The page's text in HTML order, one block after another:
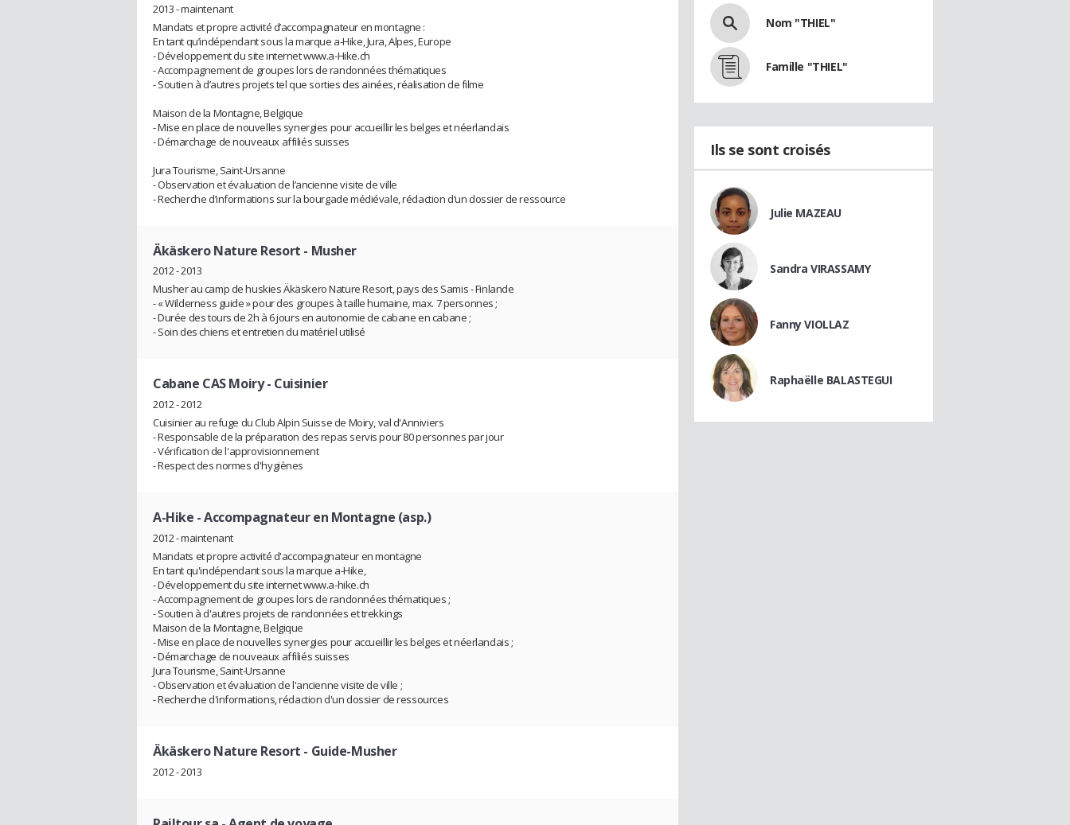
2013 - maintenant
Mandats et propre activité d’accompagnateur en montagne :
En tant qu’indépendant sous la marque a-Hike, Jura, Alpes, Europe
- Développement du site internet www.a-Hike.ch
- Accompagnement de groupes lors de randonnées thématiques
- Soutien à d’autres projets tel que sorties des ainées, réalisation de filme
Maison de la Montagne, Belgique
- Mise en place de nouvelles synergies pour accueillir les belges et néerlandais
- Démarchage de nouveaux affiliés suisses
Jura Tourisme, Saint-Ursanne
- Observation et évaluation de l’ancienne visite de ville
- Recherche d’informations sur la bourgade médiévale, rédaction d’un dossier de ressource
Äkäskero Nature Resort - Musher
2012 - 2013
Musher au camp de huskies Äkäskero Nature Resort, pays des Samis - Finlande
- « Wilderness guide » pour des groupes à taille humaine, max. 7 personnes ;
- Durée des tours de 2h à 6 jours en autonomie de cabane en cabane ;
- Soin des chiens et entretien du matériel utilisé
Cabane CAS Moiry- Cuisinier
2012 - 2012
Cuisinier au refuge du Club Alpin Suisse de Moiry, val d'Anniviers
- Responsable de la préparation des repas servis pour 80 personnes par jour
- Vérification de l'approvisionnement
- Respect des normes d'hygiènes
A-Hike - Accompagnateur en Montagne (asp.)
2012 - maintenant
Mandats et propre activité d'accompagnateur en montagne
En tant qu'indépendant sous la marque a-Hike,
- Développement du site internet www.a-hike.ch
- Accompagnement de groupes lors de randonnées thématiques ;
- Soutien à d'autres projets de randonnées et trekkings
Maison de la Montagne, Belgique
- Mise en place de nouvelles synergies pour accueillir les belges et néerlandais ;
- Démarchage de nouveaux affiliés suisses
Jura Tourisme, Saint-Ursanne
- Observation et évaluation de l'ancienne visite de ville ;
- Recherche d'informations, rédaction d'un dossier de ressources
Äkäskero Nature Resort - Guide-Musher
2012 - 2013
Nom "THIEL"
Famille "THIEL"
Ils se sont croisés
Julie MAZEAU
Sandra VIRASSAMY
Fanny VIOLLAZ
Raphaëlle BALASTEGUI